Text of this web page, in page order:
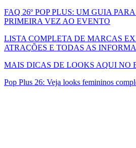
FAQ 26º POP PLUS: UM GUIA
PRIMEIRA VEZ AO EVENTO
LISTA COMPLETA DE MARCAS
ATRAÇÕES E TODAS AS
MAIS DICAS DE LOOKS AQUI NO
Pop Plus 26: Veja looks femininos